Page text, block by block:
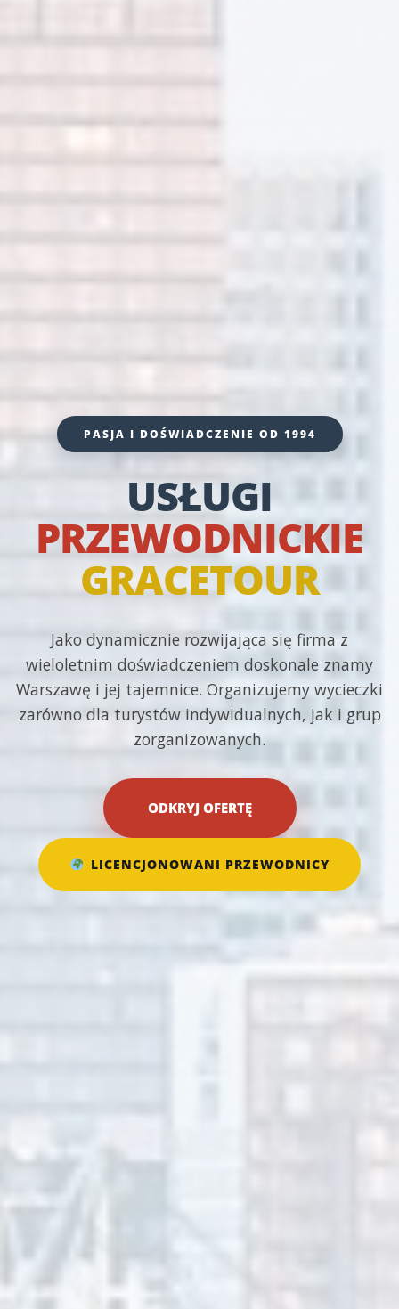
PASJA I DOŚWIADCZENIE OD 1994
USŁUGI
PRZEWODNICKIE
GRACETOUR
Jako dynamicznie rozwijająca się firma z
wieloletnim doświadczeniem doskonale znamy
Warszawę i jej tajemnice. Organizujemy wycieczki
zarówno dla turystów indywidualnych, jak i grup
zorganizowanych.
ODKRYJ OFERTĘ
LICENCJONOWANI PRZEWODNICY